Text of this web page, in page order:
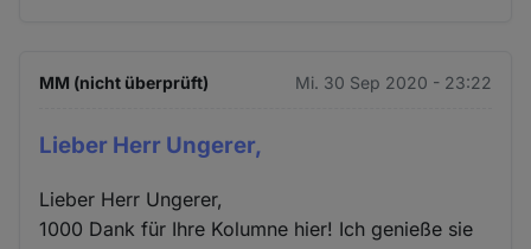
MM (nicht überprüft) Mi. 30 Sep 2020 - 23:22
Lieber Herr Ungerer,
Lieber Herr Ungerer,
1000 Dank für Ihre Kolumne hier! Ich genieße sie